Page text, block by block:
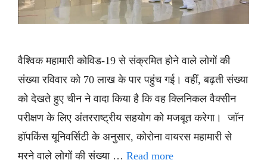
वैश्विक महामारी कोविड-19 से संक्रमित होने वाले लोगों की
संख्या रविवार को 70 लाख के पार पहुंच गई। वहीं, बढ़ती संख्या
को देखते हुए चीन ने वादा किया है कि वह क्लिनिकल वैक्सीन
परीक्षण के लिए अंतरराष्ट्रीय सहयोग को मजबूत करेगा। जॉन
हॉपकिंस यूनिवर्सिटी के अनुसार, कोरोना वायरस महामारी से
मरने वाले लोगों की संख्या … Read more